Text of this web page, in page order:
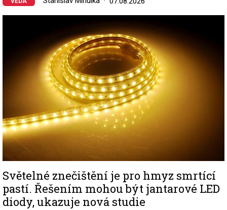
Světelné znečištění je pro hmyz smrtící
pastí. Řešením mohou být jantarové LED
diody, ukazuje nová studie